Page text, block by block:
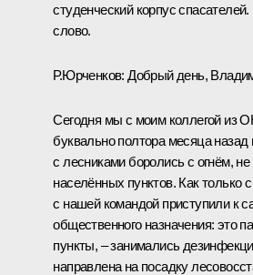
студенческий корпус
слово.
Р.Юрченков:Добрый день,
Сегодня мы с моим коллегой из
буквально полтора месяца
с лесниками боролись с огнём, не
населённых пунктов. Как только
с нашей командой приступили к
общественного назначения: это
пункты, – занимались
направлена на посадку